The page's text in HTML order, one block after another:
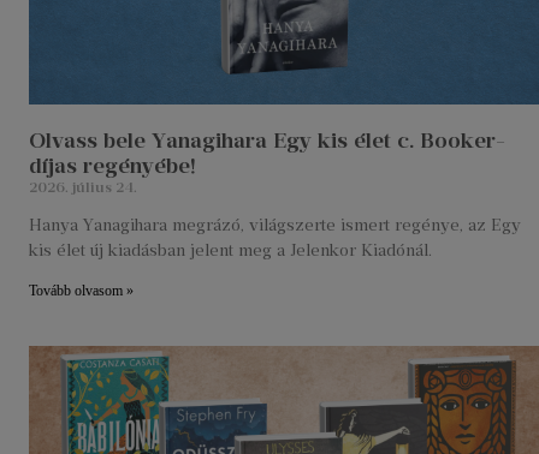
Olvass bele Yanagihara Egy kis élet c. Booker-
díjas regényébe!
2026. július 24.
Hanya Yanagihara megrázó, világszerte ismert regénye, az Egy
kis élet új kiadásban jelent meg a Jelenkor Kiadónál.
Tovább olvasom »